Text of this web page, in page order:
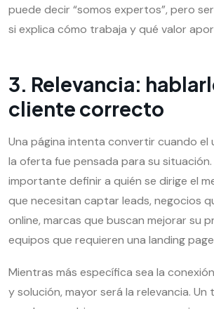
puede decir “somos expertos”, pero
si explica cómo trabaja y qué valor
3. Relevancia:
cliente correcto
Una página intenta convertir cuando el
la oferta fue pensada para su situación.
importante definir a quién se dirige el
que necesitan captar leads, negocios
online, marcas que buscan mejorar su
equipos que requieren una landing
Mientras más específica sea la
y solución, mayor será la relevancia.